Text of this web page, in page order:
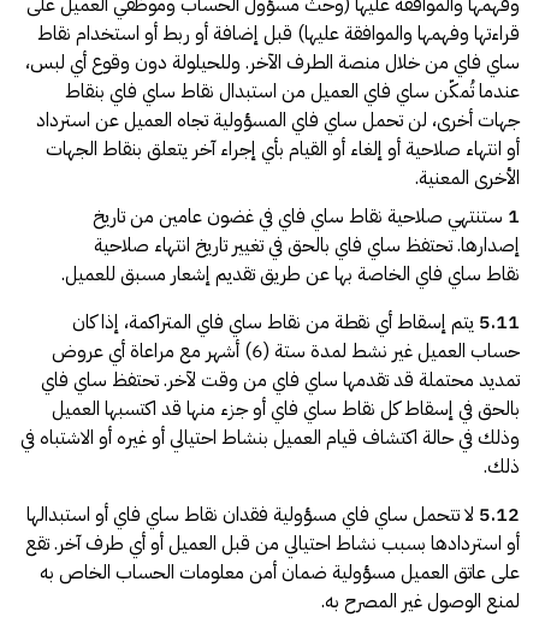
قراءتها وفهمها والموافقة عليها) قبل إضافة أو ربط أو استخدام نقاط
ساي فاي من خلال منصة الطرف الآخر. وللحيلولة دون وقوع أي لبس،
عندما تُمكّن ساي فاي العميل من استبدال نقاط ساي فاي بنقاط
جهات أخرى، لن تحمل ساي فاي المسؤولية تجاه العميل عن استرداد
أو انتهاء صلاحية أو إلغاء أو القيام بأي إجراء آخر يتعلق بنقاط الجهات
الأخرى المعنية.
1 ستنتهي صلاحية نقاط ساي فاي في غضون عامين من تاريخ
إصدارها. تحتفظ ساي فاي بالحق في تغيير تاريخ انتهاء صلاحية
نقاط ساي فاي الخاصة بها عن طريق تقديم إشعار مسبق للعميل.
5.11 يتم إسقاط أي نقطة من نقاط ساي فاي المتراكمة، إذا كان
حساب العميل غير نشط لمدة ستة (6) أشهر مع مراعاة أي عروض
تمديد محتملة قد تقدمها ساي فاي من وقت لآخر. تحتفظ ساي فاي
بالحق في إسقاط كل نقاط ساي فاي أو جزء منها قد اكتسبها العميل
وذلك في حالة اكتشاف قيام العميل بنشاط احتيالي أو غيره أو الاشتباه في
ذلك.
5.12 لا تتحمل ساي فاي مسؤولية فقدان نقاط ساي فاي أو استبدالها
أو استردادها بسبب نشاط احتيالي من قبل العميل أو أي طرف آخر. تقع
على عاتق العميل مسؤولية ضمان أمن معلومات الحساب الخاص به
لمنع الوصول غير المصرح به.